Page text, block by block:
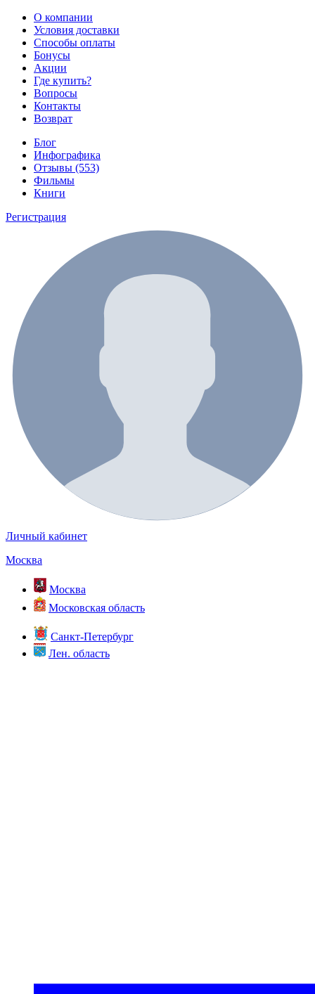
О компании
Условия доставки
Способы оплаты
Бонусы
Акции
Где купить?
Вопросы
Контакты
Возврат
Блог
Инфографика
Отзывы (553)
Фильмы
Книги
Регистрация
Личный кабинет
Москва
Москва
Московская область
Санкт-Петербург
Лен. область